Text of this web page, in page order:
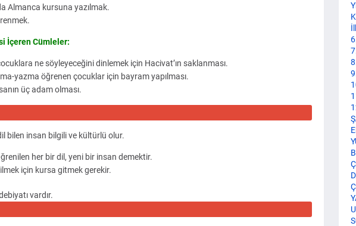
Almanca kursuna yazılmak.
İçeren Cümleler:
ne söyleyeceğini dinlemek için Hacivat’ın saklanması.
yazma öğrenen çocuklar için bayram yapılması.
üç adam olması.
bilen insan bilgili ve kültürlü olur.
her bir dil, yeni bir insan demektir.
için kursa gitmek gerekir.
vardır.